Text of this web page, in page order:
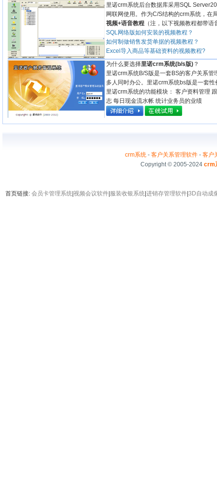
里诺crm系统后台数据库采用SQL
网联网使用。作为C/S结构的crm系统，在
视频+语音教程 （注，以下视频教程都带
SQL网络版如何安装的视频教程？
如何制做销售发货单据的视频教程？
Excel导入商品等基础资料的视频教程?
为什么要选择里诺crm系统(b/s版) ？
里诺crm系统B/S版是一套BS的客户关系
多人同时办公。里诺crm系统bs版是一套
里诺crm系统的功能模块： 客户资料管理
志 每日现金流水帐 统计业务员的业绩
crm系统 - 客户关系管理软件 - 客户
Copyright © 2005-2024 crm
首页链接: 会员卡管理系统| 视频会议软件| 服装收银系统| 进销存管理软件| 3D自动成